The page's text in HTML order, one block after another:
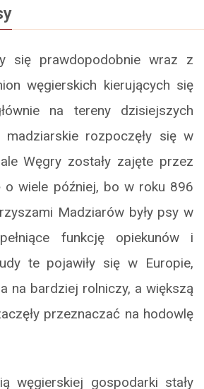
się prawdopodobnie wraz z
węgierskich kierujących się
na tereny dzisiejszych
madziarskie rozpoczęły się w
Węgry zostały zajęte przez
o wiele później, bo w roku 896
Madziarów były psy w
funkcję opiekunów i
te pojawiły się w Europie,
na bardziej rolniczy, a większą
przeznaczać na hodowlę
węgierskiej gospodarki stały